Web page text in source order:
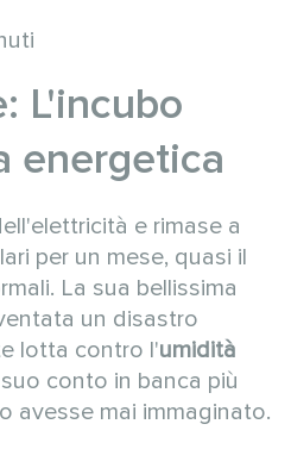
L'incubo
energetica
e rimase a
per un mese, quasi il
La sua bellissima
un disastro
lotta contro l'umidità
conto in banca più
avesse mai immaginato.